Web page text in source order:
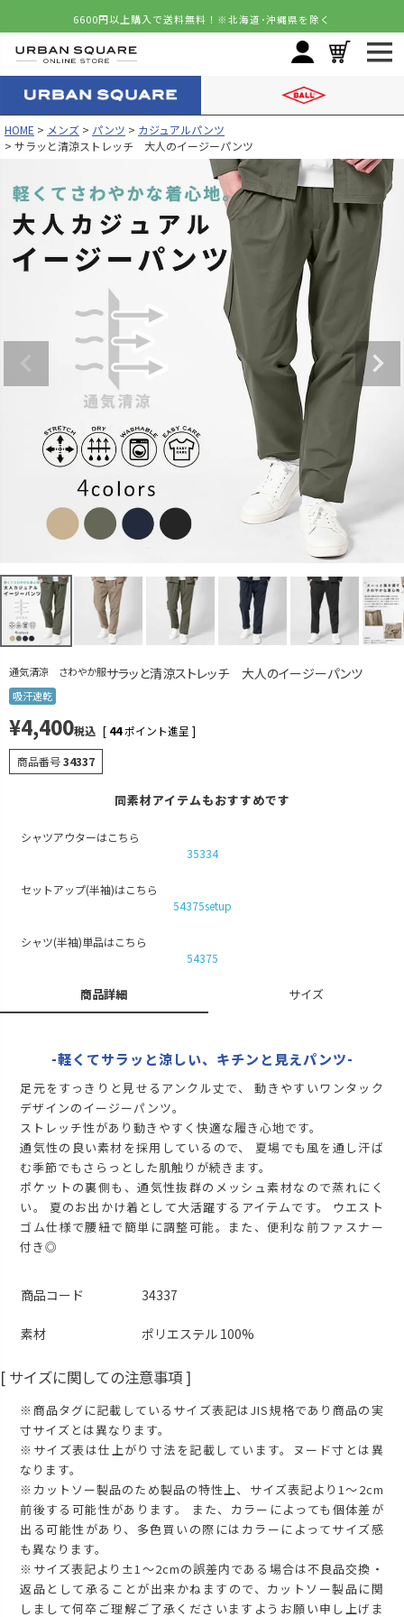
6600円以上購入で送料無料！ ※北海道･沖縄県を除く
HOME メンズ パンツ
カジュアルパンツ
サラッと清涼ストレッチ 大人のイージーパンツ
通気清涼 さわやか服サラッと清涼ストレッチ 大人のイージーパンツ
吸汗速乾
¥4,400税込 [ 44ポイント進呈 ]
商品番号34337
カラー
S
在庫切れ
再入荷お知らせ
M カートに入れる
カートに入れる
カートに入れる
オリーブ
S
残りわずか
カートに入れる
残りわずか
LL
ネイビー
カートに入れる
M
ブラック
残りわずか
M
カートに入れる
LL カートに入れる
同素材アイテムもおすすめです
シャツアウターはこちら
35334
セットアップ(半袖)はこちら
54375setup
シャツ(半袖)単品はこちら
54375
商品詳細 サイズ
-軽くてサラッと涼しい、キチンと見えパンツ-
足元をすっきりと見せるアンクル丈で、 動きやすいワンタック
デザインのイージーパンツ。
ストレッチ性があり動きやすく快適な履き心地です。
通気性の良い素材を採用しているので、 夏場でも風を通し汗ば
む季節でもさらっとした肌触りが続きます。
ポケットの裏側も、通気性抜群のメッシュ素材なので蒸れにく
い。 夏のお出かけ着として大活躍するアイテムです。 ウエスト
ゴム仕様で腰紐で簡単に調整可能。また、便利な前ファスナー
付き◎
商品コード 34337
素材 ポリエステル 100%
[ サイズに関しての注意事項 ]
※商品タグに記載しているサイズ表記はJIS規格であり商品の実
寸サイズとは異なります。
※サイズ表は仕上がり寸法を記載しています。ヌード寸とは異
なります。
※カットソー製品のため製品の特性上、サイズ表記より1～2cm
前後する可能性があります。 また、カラーによっても個体差が
出る可能性があり、多色買いの際にはカラーによってサイズ感
も異なります。
※サイズ表記より±1～2cmの誤差内である場合は不良品交換・
返品として承ることが出来かねますので、カットソー製品に関
しまして何卒ご理解ご了承くださいますようお願い申し上げま